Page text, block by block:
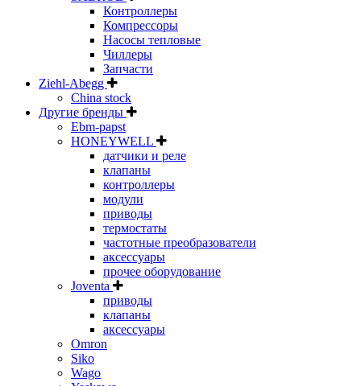
Контроллеры
Компрессоры
Насосы тепловые
Чиллеры
Запчасти
Ziehl-Abegg
China stock
Другие бренды
Ebm-papst
HONEYWELL
датчики и реле
клапаны
контроллеры
модули
приводы
термостаты
частотные преобразователи
аксессуары
прочее оборудование
Joventa
приводы
клапаны
аксессуары
Omron
Siko
Wago